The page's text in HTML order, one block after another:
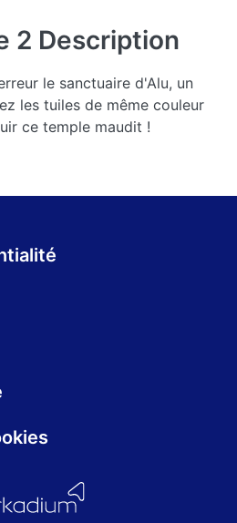
2 Description
le sanctuaire d'Alu, un
les tuiles de même couleur
ce temple maudit !